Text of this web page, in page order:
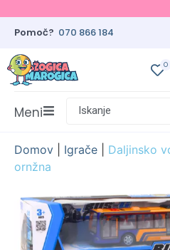
Pomoč? 070 866 184
0
Iskanje
Meni
Domov Igrače
Daljinsko
ornžna